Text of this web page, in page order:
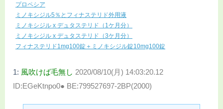
プロペシア
ミノキシジル5％とフィナステリド外用液
ミノキシジル x デュタステリド（1ケ月分）
ミノキシジル x デュタステリド（3ケ月分）
フィナステリド1mg100錠＋ミノキシジル錠10mg100錠
1: 風吹けば毛無し 2020/08/10(月) 14:03:20.12
ID:EGeKtnpo0● BE:799527697-2BP(2000)